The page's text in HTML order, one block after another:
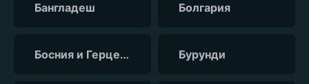
Бангладеш Болгария
Босния и Герцеговина Бурунди